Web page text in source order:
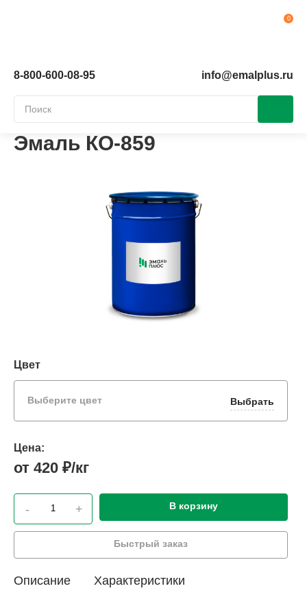
8-800-600-08-95 info@emalplus.ru
Эмаль КО-859
Цвет
Выберите цвет Выбрать
Цена:
от 420 ₽/кг
- + В корзину
Быстрый заказ
Описание Характеристики